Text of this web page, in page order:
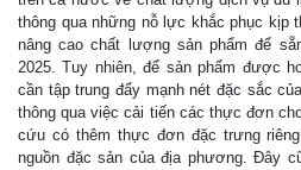
thông qua những nỗ lực khắc phục kịp
nâng cao chất lượng sản phẩm để
2025. Tuy nhiên, để sản phẩm được
cần tập trung đẩy mạnh nét đặc sắc
thông qua việc cải tiến các thực đơn
cứu có thêm thực đơn đặc trưng
nguồn đặc sản của địa phương. Đây